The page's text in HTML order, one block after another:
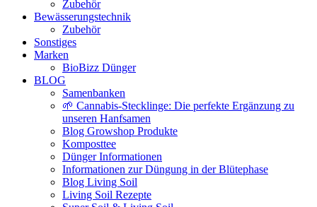
Zubehör
Bewässerungstechnik
Zubehör
Sonstiges
Marken
BioBizz Dünger
BLOG
Samenbanken
🌱 Cannabis-Stecklinge: Die perfekte Ergänzung zu
unseren Hanfsamen
Blog Growshop Produkte
Komposttee
Dünger Informationen
Informationen zur Düngung in der Blütephase
Blog Living Soil
Living Soil Rezepte